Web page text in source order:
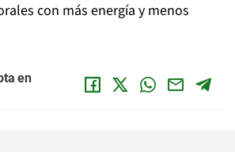
con más energía y menos
en